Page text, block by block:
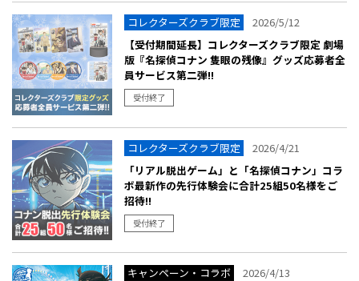
コレクターズクラブ限定
2026/5/12
【受付期間延長】コレクターズクラブ限定 劇場
版『名探偵コナン 隻眼の残像』グッズ応募者全
員サービス第二弾!!
受付終了
コレクターズクラブ限定
2026/4/21
「リアル脱出ゲーム」と「名探偵コナン」コラ
ボ最新作の先行体験会に合計25組50名様をご
招待!!
受付終了
キャンペーン・コラボ
2026/4/13